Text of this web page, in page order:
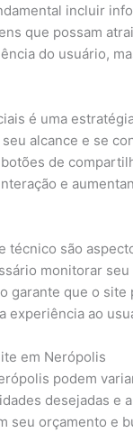
incluir
que possam
do usuário,
é uma
alcance e se
de
e
técnico são
monitorar
garante que o
experiência ao
em Nerópolis
podem
desejadas e
seu orçamento e